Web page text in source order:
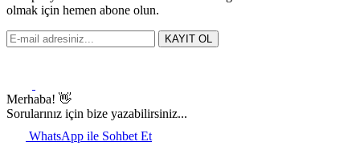
olmak için hemen abone olun.
KAYIT OL
Merhaba! 👋
Sorularınız için bize yazabilirsiniz...
WhatsApp ile Sohbet Et